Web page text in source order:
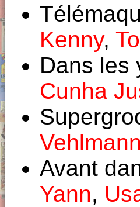
Kenny,
Dans les
Cunha
Avant
Yann,